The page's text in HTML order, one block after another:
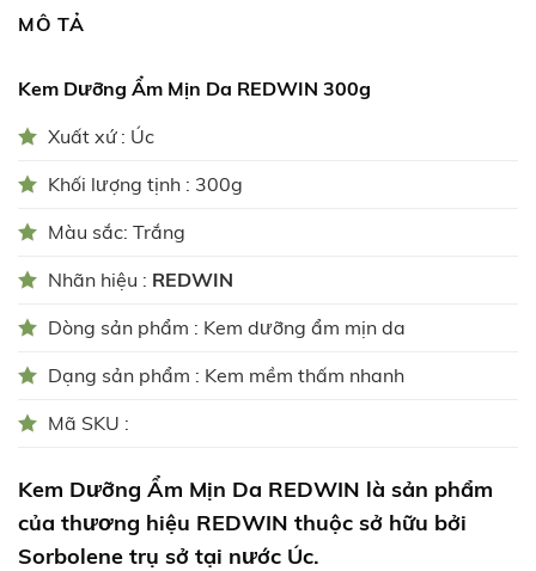
MÔ TẢ
Kem Dưỡng Ẩm Mịn Da REDWIN 300g
Xuất xứ : Úc
Khối lượng tịnh : 300g
Màu sắc: Trắng
Nhãn hiệu : REDWIN
Dòng sản phẩm : Kem dưỡng ẩm mịn da
Dạng sản phẩm : Kem mềm thấm nhanh
Mã SKU :
Kem Dưỡng Ẩm Mịn Da REDWIN là sản phẩm
của thương hiệu REDWIN thuộc sở hữu bởi
Sorbolene trụ sở tại nước Úc.